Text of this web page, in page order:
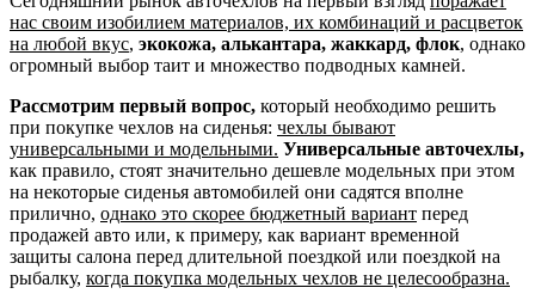
нас своим изобилием материалов, их комбинаций и расцветок
на любой вкус, экокожа, алькантара, жаккард, флок, однако
огромный выбор таит и множество подводных камней.
Рассмотрим первый вопрос, который необходимо решить
при покупке чехлов на сиденья: чехлы бывают
универсальными и модельными. Универсальные авточехлы,
как правило, стоят значительно дешевле модельных при этом
на некоторые сиденья автомобилей они садятся вполне
прилично, однако это скорее бюджетный вариант перед
продажей авто или, к примеру, как вариант временной
защиты салона перед длительной поездкой или поездкой на
рыбалку, когда покупка модельных чехлов не целесообразна.